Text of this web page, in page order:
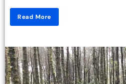
Read More